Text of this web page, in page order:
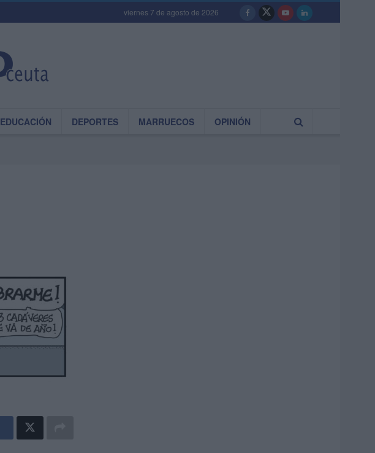
viernes 7 de agosto de 2026
EDUCACIÓN DEPORTES MARRUECOS OPINIÓN